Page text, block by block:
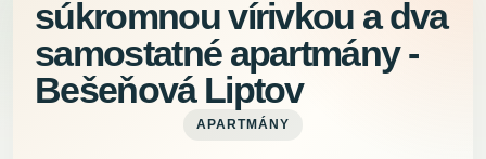
súkromnou vírivkou a dva
samostatné apartmány -
Bešeňová Liptov
APARTMÁNY